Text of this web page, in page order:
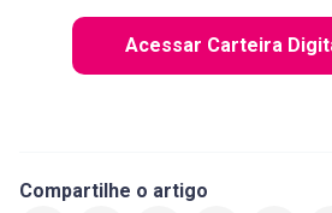
Acessar Carteira
Compartilhe o artigo